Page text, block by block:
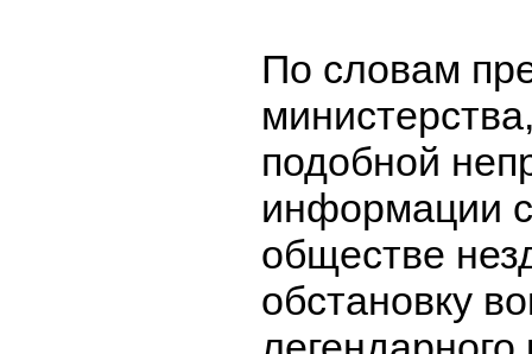
По словам
подобной
информации
обществе
обстановку